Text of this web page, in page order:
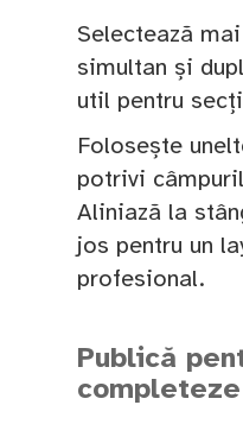
Selectează
simultan și
util pentru
Folosește
potrivi
Aliniază la
jos pentru un
profesional.
Publică